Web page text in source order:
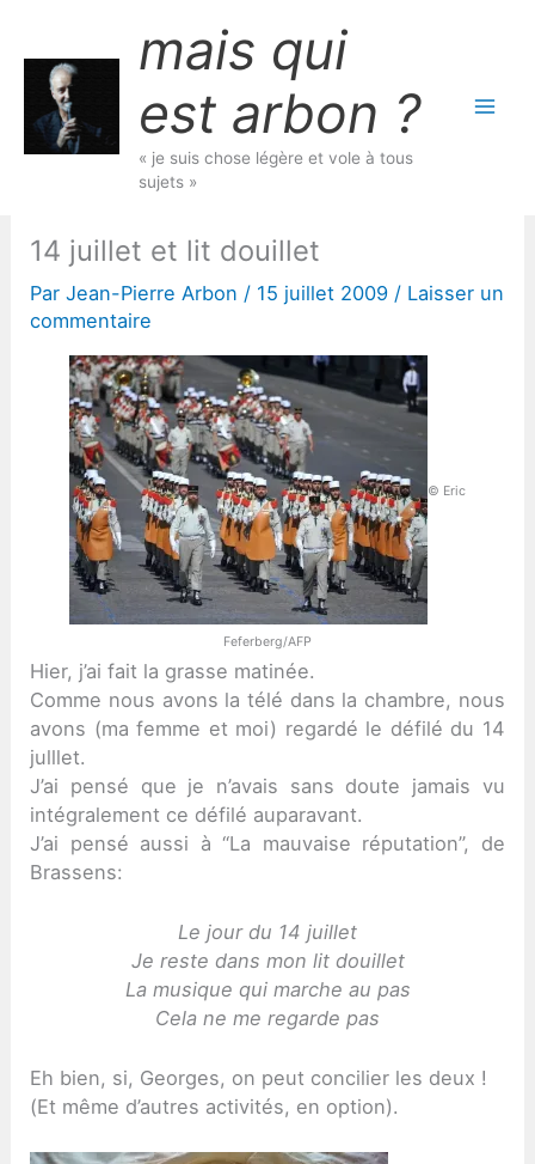
contenu
mais qui
est arbon ?
« je suis chose légère et vole à tous
sujets »
14 juillet et lit douillet
ParJean-Pierre Arbon / 15 juillet 2009 / Laisser un
commentaire
© Eric
Feferberg/AFP
Hier, j’ai fait la grasse matinée.
Comme nous avons la télé dans la chambre, nous
avons (ma femme et moi) regardé le défilé du 14
julllet.
J’ai pensé que je n’avais sans doute jamais vu
intégralement ce défilé auparavant.
J’ai pensé aussi à “La mauvaise réputation”, de
Brassens:
Le jour du 14 juillet
Je reste dans mon lit douillet
La musique qui marche au pas
Cela ne me regarde pas
Eh bien, si, Georges, on peut concilier les deux !
(Et même d’autres activités, en option).